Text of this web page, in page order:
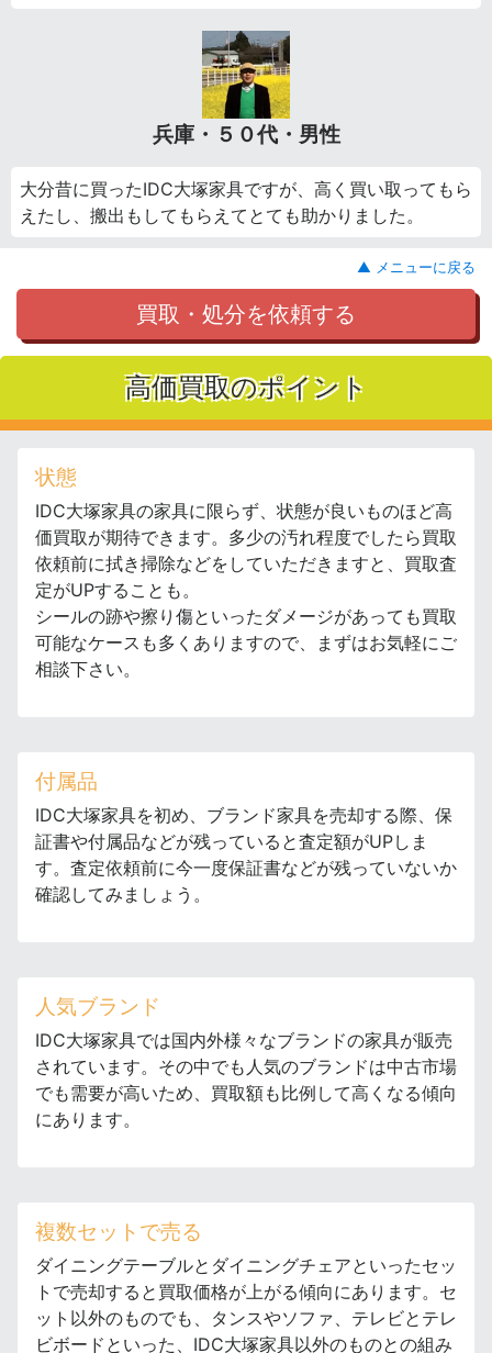
兵庫・５０代・男性
大分昔に買ったIDC大塚家具ですが、高く買い取ってもら
えたし、搬出もしてもらえてとても助かりました。
▲ メニューに戻る
買取・処分を依頼する
高価買取のポイント
状態
IDC大塚家具の家具に限らず、状態が良いものほど高
価買取が期待できます。多少の汚れ程度でしたら買取
依頼前に拭き掃除などをしていただきますと、買取査
定がUPすることも。
シールの跡や擦り傷といったダメージがあっても買取
可能なケースも多くありますので、まずはお気軽にご
相談下さい。
付属品
IDC大塚家具を初め、ブランド家具を売却する際、保
証書や付属品などが残っていると査定額がUPしま
す。査定依頼前に今一度保証書などが残っていないか
確認してみましょう。
人気ブランド
IDC大塚家具では国内外様々なブランドの家具が販売
されています。その中でも人気のブランドは中古市場
でも需要が高いため、買取額も比例して高くなる傾向
にあります。
複数セットで売る
ダイニングテーブルとダイニングチェアといったセッ
トで売却すると買取価格が上がる傾向にあります。セ
ット以外のものでも、タンスやソファ、テレビとテレ
ビボードといった、IDC大塚家具以外のものとの組み